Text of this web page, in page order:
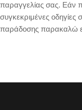
παραγγελίας σας. Εάν
συγκεκριμένες οδηγίες
παράδοσης παρακαλώ